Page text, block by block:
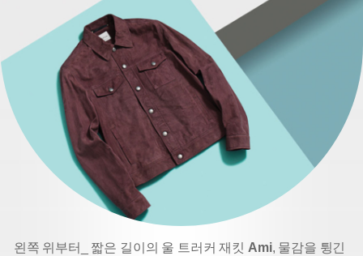
왼쪽 위부터_ 짧은 길이의 울 트러커 재킷 Ami, 물감을 튕긴